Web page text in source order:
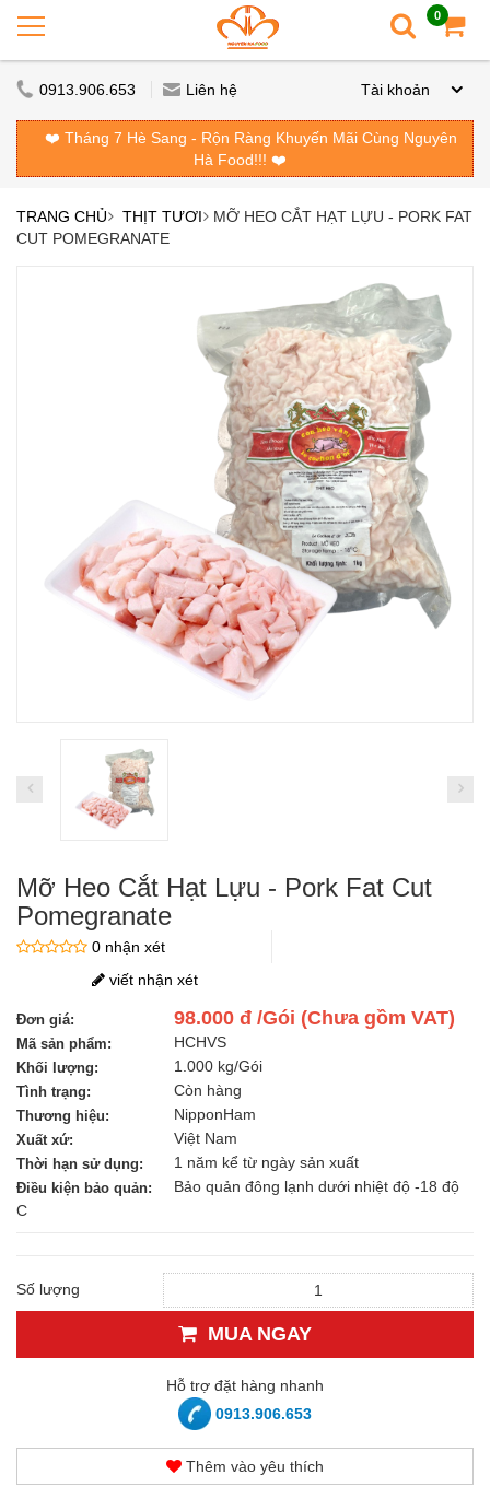
0
0913.906.653 Liên hệ Tài khoản
❤️ Tháng 7 Hè Sang - Rộn Ràng Khuyến Mãi Cùng Nguyên
Hà Food!!! ❤️
TRANG CHỦ THỊT TƯƠI
MỠ HEO CẮT HẠT LỰU - PORK FAT
CUT POMEGRANATE
Mỡ Heo Cắt Hạt Lựu - Pork Fat Cut
Pomegranate
0 nhận xét
viết nhận xét
Đơn giá: 98.000 đ /Gói (Chưa gồm VAT)
Mã sản phẩm: HCHVS
Khối lượng: 1.000 kg/Gói
Tình trạng: Còn hàng
Thương hiệu: NipponHam
Xuất xứ: Việt Nam
Thời hạn sử dụng: 1 năm kể từ ngày sản xuất
Điều kiện bảo quản:
Bảo quản đông lạnh dưới nhiệt độ -18 độ
C
Số lượng
MUA NGAY
Hỗ trợ đặt hàng nhanh
0913.906.653
Thêm vào yêu thích